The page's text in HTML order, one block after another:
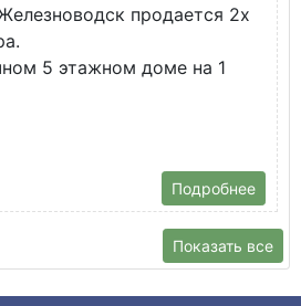
продается 2х
5 этажном доме на 1
Подробнее
Показать все